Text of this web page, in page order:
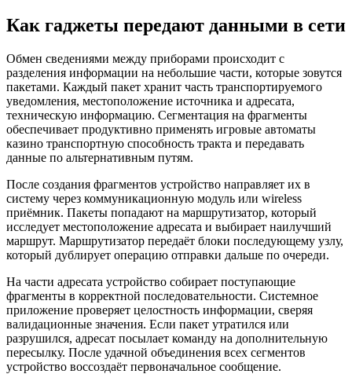
Как гаджеты передают данными в сети
Обмен сведениями между приборами происходит с
разделения информации на небольшие части, которые зовутся
пакетами. Каждый пакет хранит часть транспортируемого
уведомления, местоположение источника и адресата,
техническую информацию. Сегментация на фрагменты
обеспечивает продуктивно применять игровые автоматы
казино транспортную способность тракта и передавать
данные по альтернативным путям.
После создания фрагментов устройство направляет их в
систему через коммуникационную модуль или wireless
приёмник. Пакеты попадают на маршрутизатор, который
исследует местоположение адресата и выбирает наилучший
маршрут. Маршрутизатор передаёт блоки последующему узлу,
который дублирует операцию отправки дальше по очереди.
На части адресата устройство собирает поступающие
фрагменты в корректной последовательности. Системное
приложение проверяет целостность информации, сверяя
валидационные значения. Если пакет утратился или
разрушился, адресат посылает команду на дополнительную
пересылку. После удачной объединения всех сегментов
устройство воссоздаёт первоначальное сообщение.